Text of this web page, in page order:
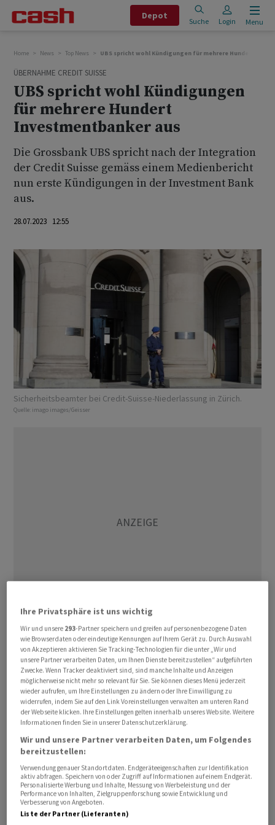
Depot
Suche Login Menu
Home News Top News UBS spricht wohl Kündigungen für mehrere Hundert
ÜBERNAHME CREDIT SUISSE
UBS spricht wohl Kündigungen
für mehrere Hundert
Investmentbanker aus
Die Grossbank UBS spricht nach der Integration
der Credit Suisse gemäss einem Medienbericht
nun erste Kündigungen in der Investment Bank
aus.
28.07.2023 12:55
Sicherheitsbeamter bei Credit-Suisse-Niederlassung in Zürich.
Quelle: imago images/Geisser
Einige hundert Investmentbanker sollen bis Ende des
Monats das Kündigungsschreiben erhalten, schreibt die
"Handelszeitung" (HaZ) am Freitag in einem Online-
Artikel unter Berufung auf zwei Quellen.
Die Handelszeitung verweist dabei auch auf einen
Bericht des britischen Portals "Financial News", wonach
in London bereits 80 Investmentbanker der CS
gekündigt worden seien. Unklar sei aber noch, in
welchen Sparten der Investment Bank genau der Abbau
erfolgen werde, so die HaZ. Insgesamt beschäftigte die
Credit Suisselaut dem Artikel im ersten Quartal in ihrer
Investmentbank laut HaZ rund 17'000 Personen. Die
Ihre Privatsphäre ist uns wichtig
Wir und unsere 293-Partner speichern und greifen auf personenbezogene Daten
wie Browserdaten oder eindeutige Kennungen auf Ihrem Gerät zu. Durch Auswahl
von Akzeptieren aktivieren Sie Tracking-Technologien für die unter „Wir und
unsere Partner verarbeiten Daten, um Ihnen Dienste bereitzustellen“ aufgeführten
Zwecke. Wenn Tracker deaktiviert sind, sind manche Inhalte und Anzeigen
möglicherweise nicht mehr so relevant für Sie. Sie können dieses Menü jederzeit
wieder aufrufen, um Ihre Einstellungen zu ändern oder Ihre Einwilligung zu
widerrufen, indem Sie auf den Link Voreinstellungen verwalten am unteren Rand
der Webseite klicken. Ihre Einstellungen gelten innerhalb unseres Website. Weitere
Informationen finden Sie in unserer Datenschutzerklärung.
Wir und unsere Partner verarbeiten Daten, um Folgendes
bereitzustellen:
Verwendung genauer Standortdaten. Endgeräteeigenschaften zur Identifikation
aktiv abfragen. Speichern von oder Zugriff auf Informationen auf einem Endgerät.
Personalisierte Werbung und Inhalte, Messung von Werbeleistung und der
Performance von Inhalten, Zielgruppenforschung sowie Entwicklung und
Verbesserung von Angeboten.
Liste der Partner (Lieferanten)